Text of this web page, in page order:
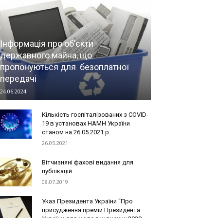
Інформація про об’єкти
державного майна, що
пропонуються для безоплатної
передачі
24.06.2024
Кількість госпіталізованих з COVID-
19 в установах НАМН України
станом на 26.05.2021 р.
26.05.2021
Вітчизняні фахові видання для
публікацій
08.07.2019
Указ Президента України “Про
присудження премій Президента